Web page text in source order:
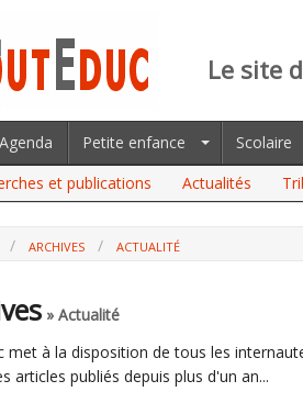
Le site
Agenda Petite enfance Scolaire
et publications
Actualités
ARCHIVES
ACTUALITÉ
» Actualité
met à la disposition de tous les
articles publiés depuis plus d'un an...